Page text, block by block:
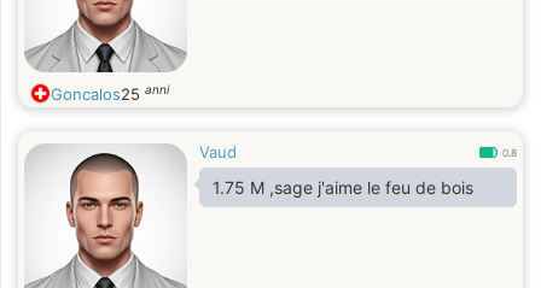
Goncalos25 anni
Vaud 0.8
1.75 M ,sage j'aime le feu de bois